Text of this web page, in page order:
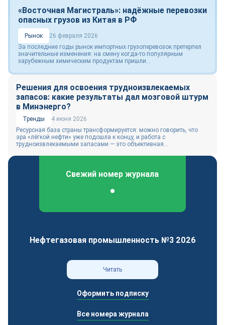
«Восточная Магистраль»: надёжные перевозки
опасных грузов из Китая в РФ
Рынок
26 февраля 2026
За последние годы рынок импортных грузоперевозок претерпел
значительные изменения: на смену когда-то популярным
зарубежным химическим продуктам пришли...
Решения для освоения трудноизвлекаемых
запасов: какие результаты дал мозговой штурм
в Минэнерго?
Тренды
4 июня 2026
Ресурсная база страны трансформируется: можно говорить, что
эра «лёгкой нефти» уже подошла к концу, и работа с
трудноизвлекаемыми запасами — это объективная...
Свежий номер журнала
Нефтегазовая промышленность №3 2026
Читать
Оформить подписку
Все номера журнала